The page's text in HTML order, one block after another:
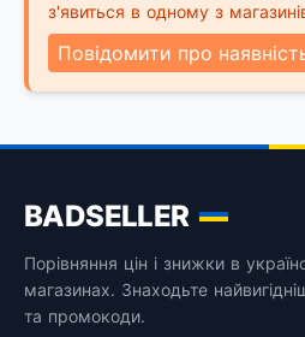
з'явиться в одному з
Повідомити про
BADSELLER
Порівняння цін і знижки в
магазинах. Знаходьте
та промокоди.